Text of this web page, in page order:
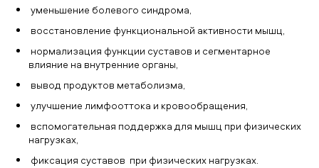
уменьшение болевого синдрома,
восстановление функциональной активности мышц,
нормализация функции суставов и сегментарное
влияние на внутренние органы,
вывод продуктов метаболизма,
улучшение лимфооттока и кровообращения,
вспомогательная поддержка для мышц при физических
нагрузках,
фиксация суставов при физических нагрузках.